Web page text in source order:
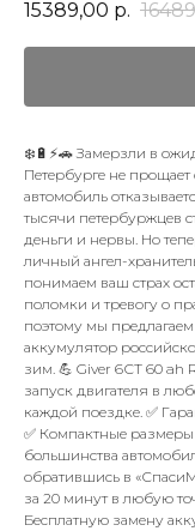
15389,00 р.
❄️🔋⚡🚗 Замерзли в
Петербурге не
автомобиль
тысячи петербуржцев
деньги и нервы. Но
личный ангел-
понимаем ваш страх
поломки и тревогу о
поэтому мы
аккумулятор
зим. 💪 Giver 6СТ 60 ah
запуск двигателя в
каждой поездке. ✅
✅ Компактные
большинства
обратившись в
за 20 минут в любую
Бесплатную замену